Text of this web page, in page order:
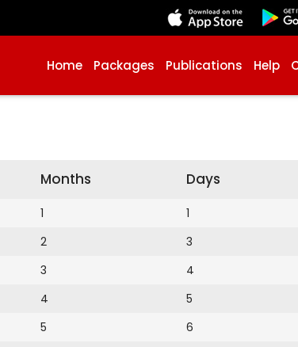
Home Packages Publications Help
Months
1
2
3
4
5
Days
1
3
4
5
6